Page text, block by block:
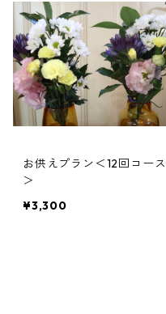
お供えプラン＜12回コース
＞
¥3,300